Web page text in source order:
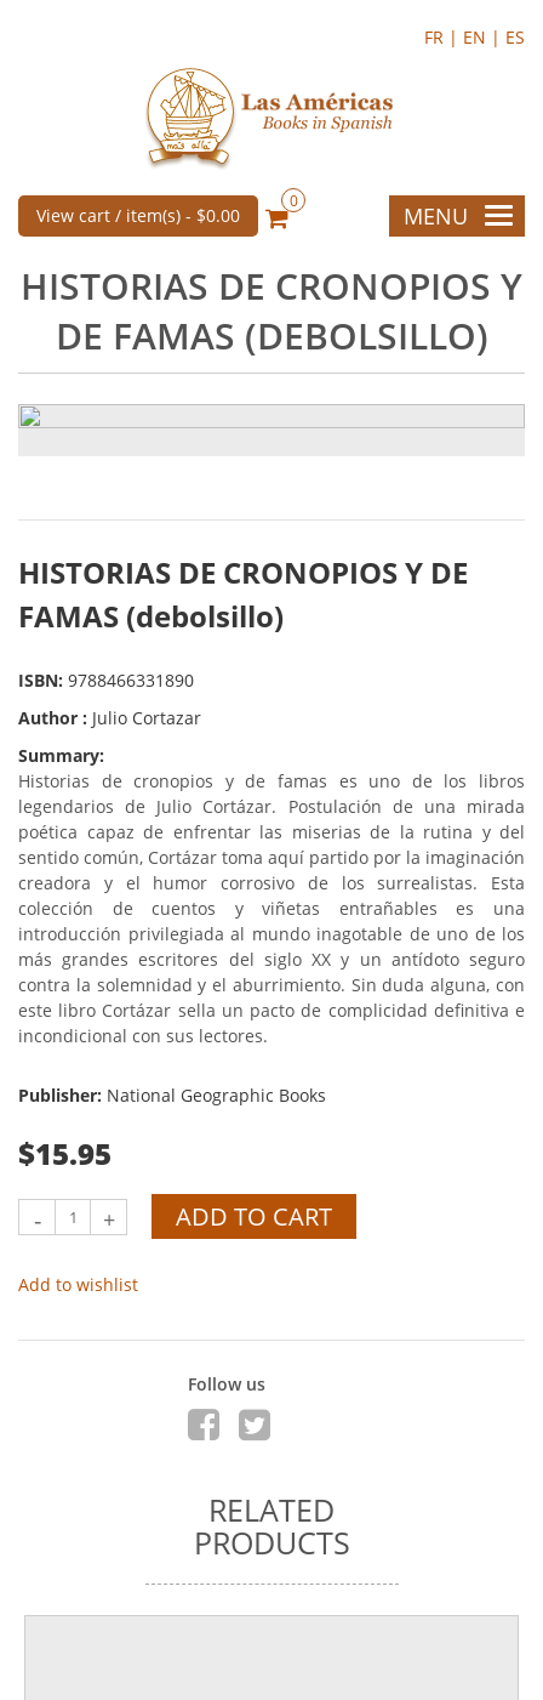
FR | EN | ES
View cart / item(s) - $0.00
0
MENU
HISTORIAS DE CRONOPIOS Y
DE FAMAS (DEBOLSILLO)
HISTORIAS DE CRONOPIOS Y DE
FAMAS (debolsillo)
ISBN: 9788466331890
Author : Julio Cortazar
Summary:
Historias de cronopios y de famas es uno de los libros
legendarios de Julio Cortázar. Postulación de una mirada
poética capaz de enfrentar las miserias de la rutina y del
sentido común, Cortázar toma aquí partido por la imaginación
creadora y el humor corrosivo de los surrealistas. Esta
colección de cuentos y viñetas entrañables es una
introducción privilegiada al mundo inagotable de uno de los
más grandes escritores del siglo XX y un antídoto seguro
contra la solemnidad y el aburrimiento. Sin duda alguna, con
este libro Cortázar sella un pacto de complicidad definitiva e
incondicional con sus lectores.
Publisher: National Geographic Books
$15.95
- + ADD TO CART
Add to wishlist
Follow us
RELATED
PRODUCTS